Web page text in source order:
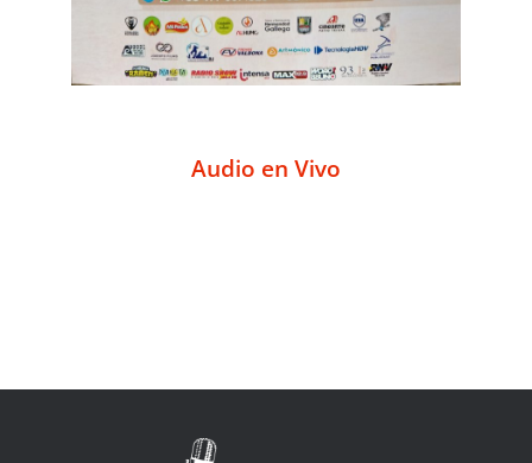
Audio en Vivo